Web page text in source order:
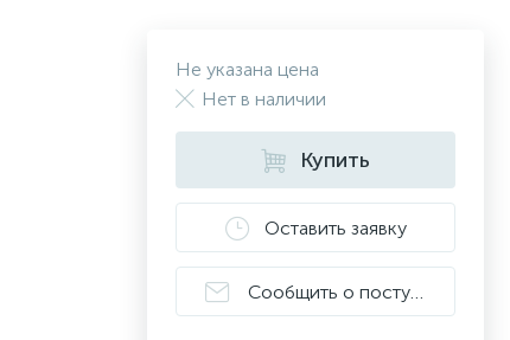
Не указана цена
Нет в наличии
Купить
Оставить заявку
Сообщить о поступлении